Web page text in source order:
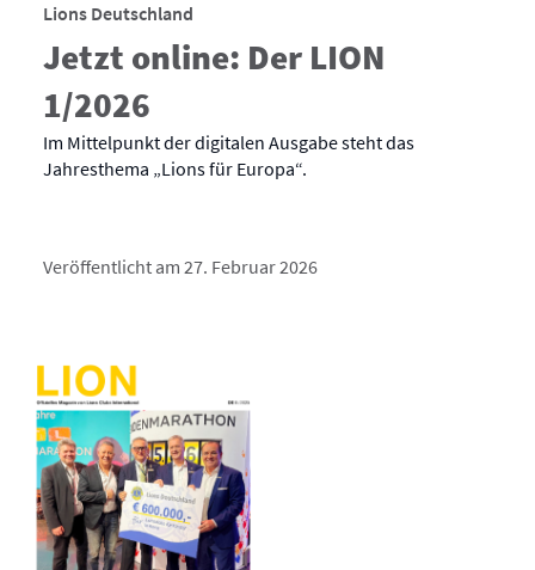
Lions Deutschland
Jetzt online: Der LION
1/2026
Im Mittelpunkt der digitalen Ausgabe steht das
Jahresthema „Lions für Europa“.
Veröffentlicht am 27. Februar 2026